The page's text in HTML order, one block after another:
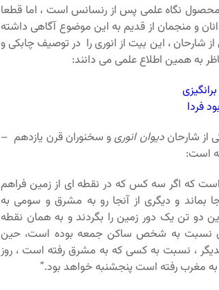
محصول نگاه علمی پس از رنسانس است ، اما قطعا
و منجمان از قدیم به این موضوع آگاهی داشته
از شارحان ، این بیت از انوری را در توصیف چابکی و
به همین اطلاع علمی می دانند:
فردا
از شارحاندیوان انوریو سخنوران قرن یازدهم –
است:
که اگر سه کس که در نقطه ای از زمین فراهم
بماند و دیگری از آنجا رو به مشرق و سومی به
دو تن یک دور زمین را بگردند و به همان نقطه
نسبت به شخص ساکن جمعه بوده است، حین
، نسبت به کسی که به مشرق رفته است ، روز
مغرب رفته است پنجشنبه خواهد بود.”